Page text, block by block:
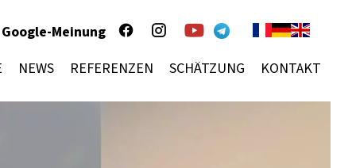
Google-Meinung
NEWS REFERENZEN SCHÄTZUNG KONTAKT